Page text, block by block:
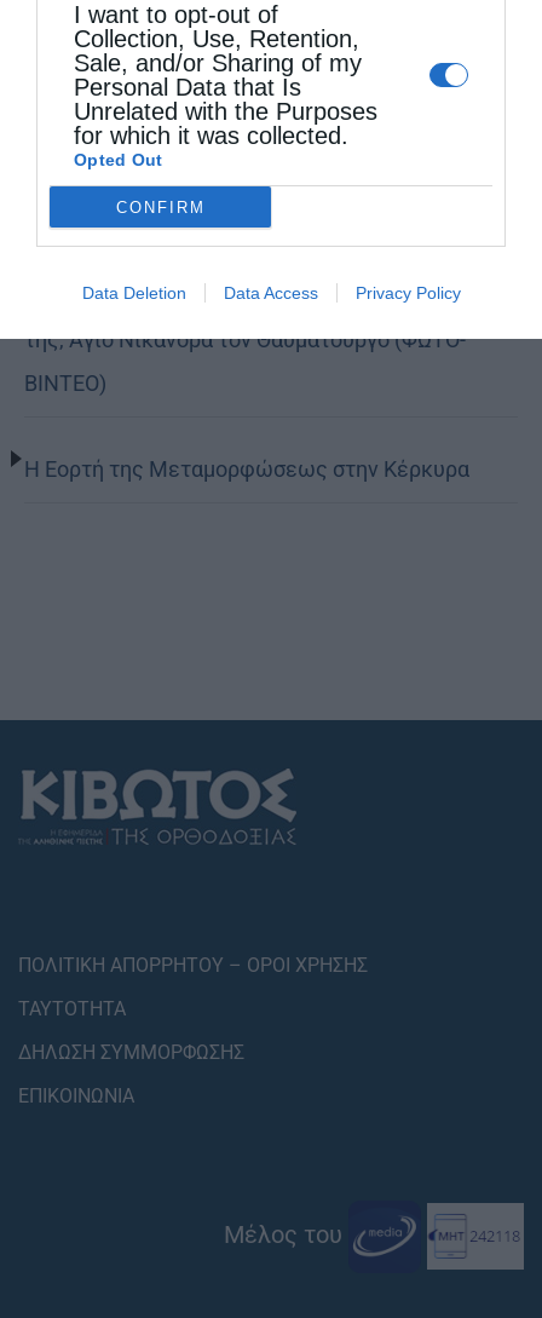
I want to opt-out of
Collection, Use, Retention,
Sale, and/or Sharing of my
Personal Data that Is
Unrelated with the Purposes
for which it was collected.
Opted Out
CONFIRM
Data Deletion Data Access Privacy Policy
Η Εορτή του Αγίου Καλλινίκου στην Καστοριά
(ΦΩΤΟ)
Να είσαι μακρόθυμος
Η Καστοριά τίμησε τον προστάτη των παιδιών
της, Άγιο Νικάνορα τον Θαυματουργό (ΦΩΤΟ-
ΒΙΝΤΕΟ)
Η Εορτή της Μεταμορφώσεως στην Κέρκυρα
ΠΟΛΙΤΙΚΗ ΑΠΟΡΡΗΤΟΥ – ΟΡΟΙ ΧΡΗΣΗΣ
ΤΑΥΤΟΤΗΤΑ
ΔΗΛΩΣΗ ΣΥΜΜΟΡΦΩΣΗΣ
ΕΠΙΚΟΙΝΩΝΙΑ
Μέλος του